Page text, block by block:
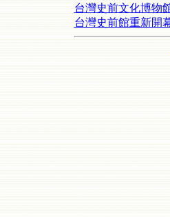
台灣史前文化博物
台灣史前館重新開